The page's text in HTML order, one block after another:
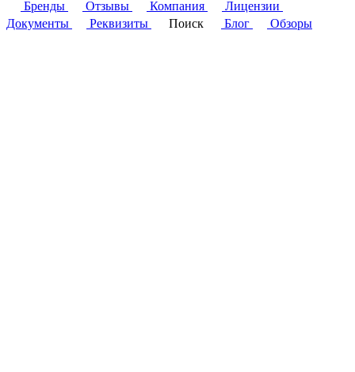
Бренды
Отзывы Компания
Лицензии
Документы
Реквизиты Поиск Блог Обзоры